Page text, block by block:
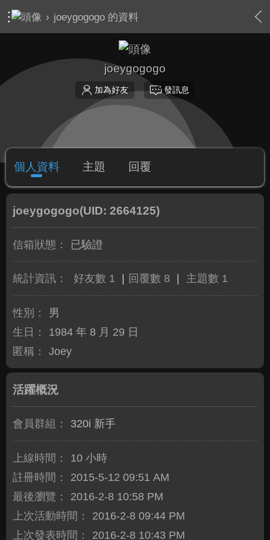
› joeygogogo 的資料
joeygogogo
加為好友 發訊息
個人資料 主題 回覆
joeygogogo(UID: 2664125)
信箱狀態： 已驗證
統計資訊： 好友數 1 回覆數 8 主題數 1
性別：
男
生日：
1984 年 8 月 29 日
匿稱：
Joey
活躍概況
會員群組： 320i 新手
上線時間：
10 小時
註冊時間：
2015-5-12 09:51 AM
最後瀏覽：
2016-2-8 10:58 PM
上次活動時間：
2016-2-8 09:44 PM
上次發表時間：
2016-2-8 10:43 PM